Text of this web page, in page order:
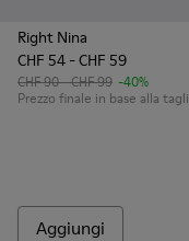
Right Nina
CHF 54 - CHF 59
CHF 90 - CHF 99 -40%
Prezzo finale in base alla
Aggiungi